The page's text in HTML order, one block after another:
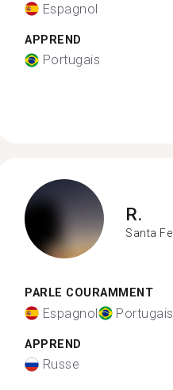
Espagnol
APPREND
Portugais
R.
Santa Fe
PARLE COURAMMENT
Espagnol Portugais
APPREND
Russe